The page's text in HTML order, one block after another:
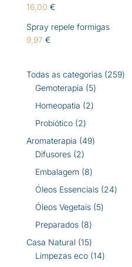
16,00 €
Spray repele formigas
9,97 €
Todas as categorias 259259
Gemoterapia 55
produtos
Homeopatia 22
Probiótico 22
produtos
Aromaterapia 4949
Difusores 22
produtos
Embalagem 88
produtos
Óleos Essenciais 2424
Óleos Vegetais 55
Preparados 88
produtos
Casa Natural 1515
produtos
Limpezas eco 1414